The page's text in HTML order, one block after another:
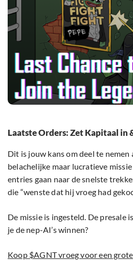
Laatste Orders: Zet Kapitaal in
Dit is jouw kans om deel te nemen
belachelijke maar lucratieve
entries gaan naar de snelste
die “wenste dat hij vroeg had
De missie is ingesteld. De presale
je de nep-AI’s winnen?
Koop $AGNT vroeg voor een